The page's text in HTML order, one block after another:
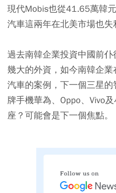
現代Mobis也從41.65萬韓
汽車這兩年在北美市場也失
過去南韓企業投資中國前
幾大的外資，如今南韓企
汽車的案例，下一個三星
牌手機華為、Oppo、Vivo
座？可能會是下一個焦點。